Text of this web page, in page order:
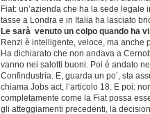
Fiat: un’azienda che ha la sede legale
tasse a Londra e in Italia ha lasciato
Le sarà venuto un colpo quando ha
Renzi è intelligente, veloce, ma anche
Ha dichiarato che non andava a
vanno nei salotti buoni. Poi è andato
Confindustria. E, guarda un po’, sta
chiama Jobs act, l’articolo 18. E poi:
completamente come la Fiat possa
gli atteggiamenti precedenti, la